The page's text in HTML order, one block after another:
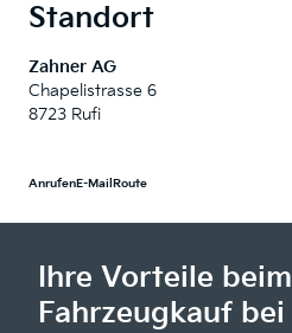
Standort
Zahner AG
Chapelistrasse 6
8723 Rufi
AnrufenE-Mail Route
Ihre Vorteile beim
Fahrzeugkauf bei